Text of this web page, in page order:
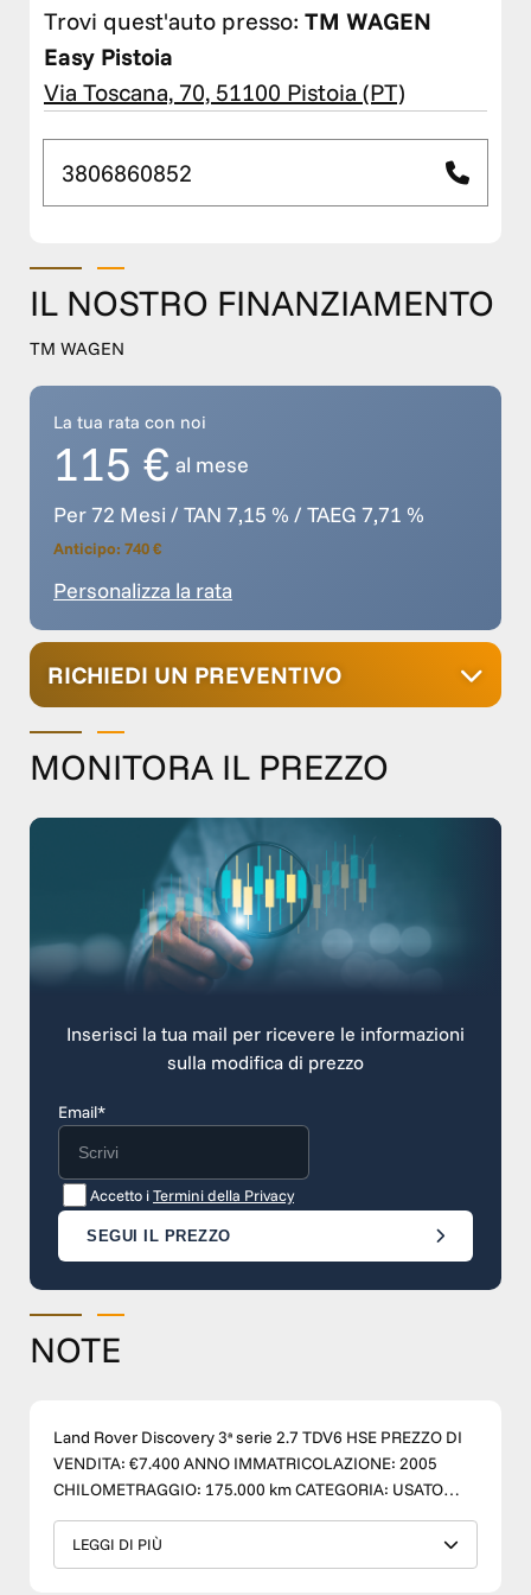
Trovi quest'auto presso: TM WAGEN
Easy Pistoia
Via Toscana, 70, 51100 Pistoia (PT)
3806860852
IL NOSTRO FINANZIAMENTO
TM WAGEN
La tua rata con noi
115 € al mese
Per 72 Mesi / TAN 7,15 % / TAEG 7,71 %
Anticipo: 740 €
Personalizza la rata
RICHIEDI UN PREVENTIVO
MONITORA IL PREZZO
Inserisci la tua mail per ricevere le informazioni
sulla modifica di prezzo
Email*
Accetto iTermini della Privacy
SEGUI IL PREZZO
NOTE
Land Rover Discovery 3ª serie 2.7 TDV6 HSE PREZZO DI
VENDITA: €7.400 ANNO IMMATRICOLAZIONE: 2005
CHILOMETRAGGIO: 175.000 km CATEGORIA: USATO
CARBURANTE: DIESEL CAMBIO: MANUALE TRAZIONE:
INTEGRALE PER MAGGIORI INFO : +39 380 686 0852
Emiliano +39 338 184 8019 Massimo +39 3334566976
LEGGI DI PIÙ